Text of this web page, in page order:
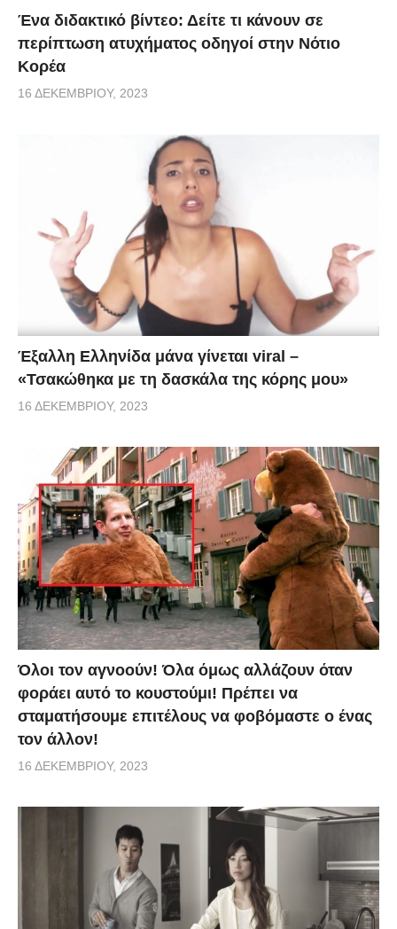
Ένα διδακτικό βίντεο: Δείτε τι κάνουν σε
περίπτωση ατυχήματος οδηγοί στην Νότιο
Κορέα
16 ΔΕΚΕΜΒΡΊΟΥ, 2023
Έξαλλη Ελληνίδα μάνα γίνεται viral –
«Τσακώθηκα με τη δασκάλα της κόρης μου»
16 ΔΕΚΕΜΒΡΊΟΥ, 2023
Όλοι τον αγνοούν! Όλα όμως αλλάζουν όταν
φοράει αυτό το κουστούμι! Πρέπει να
σταματήσουμε επιτέλους να φοβόμαστε ο ένας
τον άλλον!
16 ΔΕΚΕΜΒΡΊΟΥ, 2023